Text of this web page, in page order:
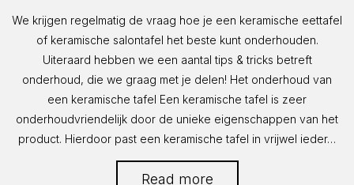
We krijgen regelmatig de vraag hoe je een keramische eettafel
of keramische salontafel het beste kunt onderhouden.
Uiteraard hebben we een aantal tips & tricks betreft
onderhoud, die we graag met je delen! Het onderhoud van
een keramische tafel Een keramische tafel is zeer
onderhoudvriendelijk door de unieke eigenschappen van het
product. Hierdoor past een keramische tafel in vrijwel ieder…
Read more